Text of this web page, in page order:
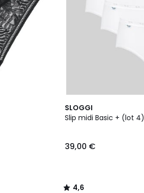
SLOGGI
Slip midi Basic + (lot 4)
39,00 €
4,6
/ 5
3
Couleurs
4,6